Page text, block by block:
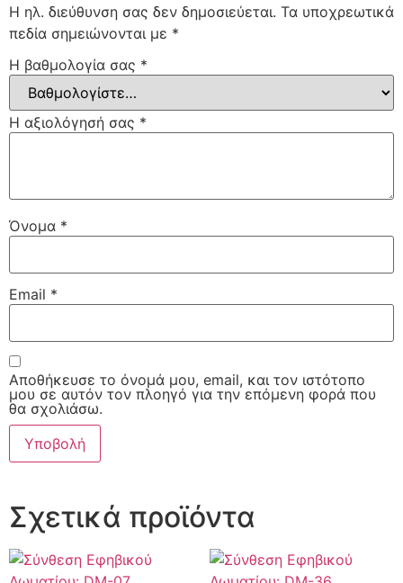
Η ηλ. διεύθυνση σας δεν δημοσιεύεται. Τα υποχρεωτικά
πεδία σημειώνονται με *
Η βαθμολογία σας *
Η αξιολόγησή σας *
Όνομα *
Email *
Αποθήκευσε το όνομά μου, email, και τον ιστότοπο
μου σε αυτόν τον πλοηγό για την επόμενη φορά που
θα σχολιάσω.
Σχετικά προϊόντα